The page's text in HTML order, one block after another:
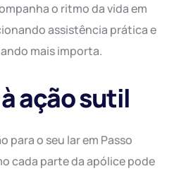
o ritmo da vida em
assistência prática e
mais importa.
ação sutil
para o seu lar em Passo
cada parte da apólice pode